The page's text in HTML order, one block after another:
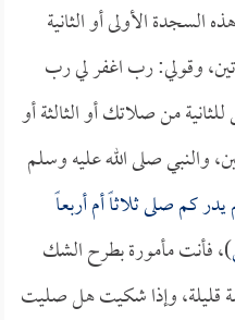
الأولى أو الثانية
وقولي: رب اغفر لي رب
من صلاتك أو الثالثة أو
والنبي صلى الله عليه وسلم
كم صلى ثلاثاً أم أربعاً
)، فأنت مأمورة بطرح الشك
قليلة، وإذا شكيت هل صليت